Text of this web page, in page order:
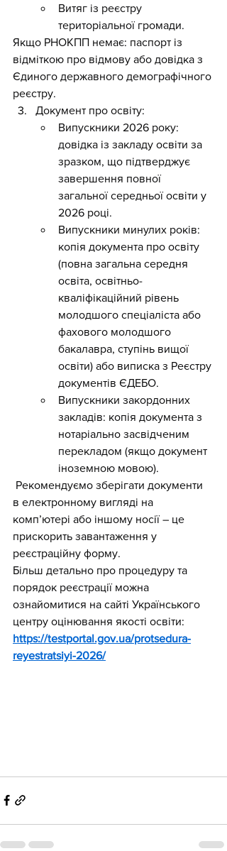
Витяг із реєстру
територіальної громади.
Якщо РНОКПП немає: паспорт із
відміткою про відмову або довідка з
Єдиного державного демографічного
реєстру.
Документ про освіту:
Випускники 2026 року:
довідка із закладу освіти за
зразком, що підтверджує
завершення повної
загальної середньої освіти у
2026 році.
Випускники минулих років:
копія документа про освіту
(повна загальна середня
освіта, освітньо-
кваліфікаційний рівень
молодшого спеціаліста або
фахового молодшого
бакалавра, ступінь вищої
освіти) або виписка з Реєстру
документів ЄДЕБО.
Випускники закордонних
закладів: копія документа з
нотаріально засвідченим
перекладом (якщо документ
іноземною мовою).
Рекомендуємо зберігати документи
в електронному вигляді на
комп’ютері або іншому носії – це
прискорить завантаження у
реєстраційну форму.
Більш детально про процедуру та
порядок реєстрації можна
ознайомитися на сайті Українського
центру оцінювання якості освіти:
https://testportal.gov.ua/protsedura-
reyestratsiyi-2026/